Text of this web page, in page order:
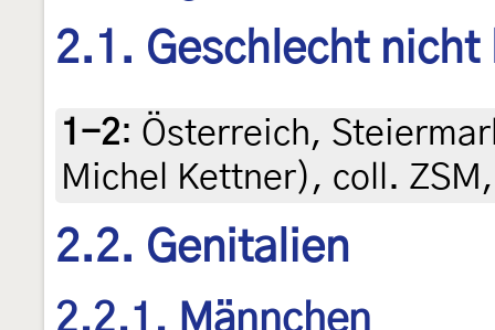
2.1. Geschlecht nicht
1-2: Österreich,
Michel Kettner), coll.
2.2. Genitalien
2.2.1. Männchen